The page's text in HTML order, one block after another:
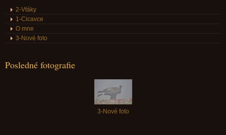
2-Vtáky
1-Cicavce
O mne
3-Nové foto
Posledné fotografie
3-Nové foto